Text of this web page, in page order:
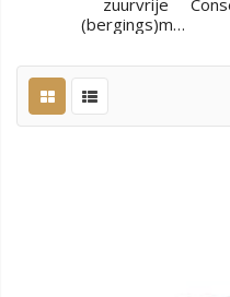
(bergings)materialen